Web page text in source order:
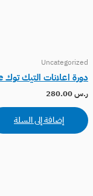
Uncategorized
دورة اعلانات التيك توك Tik Tok Ads Course
ر.س
إضافة إلى السلة